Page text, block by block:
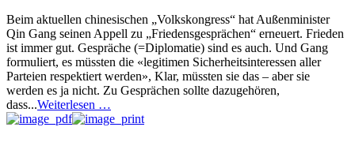
Beim aktuellen chinesischen „Volkskongress“ hat Außenminister
Qin Gang seinen Appell zu „Friedensgesprächen“ erneuert. Frieden
ist immer gut. Gespräche (=Diplomatie) sind es auch. Und Gang
formuliert, es müssten die «legitimen Sicherheitsinteressen aller
Parteien respektiert werden», Klar, müssten sie das – aber sie
werden es ja nicht. Zu Gesprächen sollte dazugehören,
dass...Weiterlesen …